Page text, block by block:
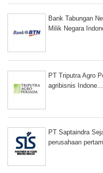
Bank Tabungan
Milik Negara
PT Triputra Agro
agribisnis Indone...
PT Saptaindra
perusahaan